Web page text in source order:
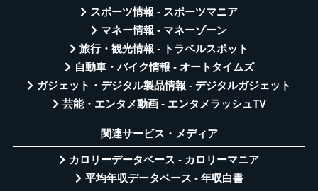
スポーツ情報 - スポーツマニア
マネー情報 - マネーゾーン
旅行・観光情報 - トラベルスポット
自動車・バイク情報 - オートタイムズ
ガジェット・デジタル製品情報 - デジタルガジェット
芸能・エンタメ動画 - エンタメラッシュTV
関連サービス・メディア
カロリーデータベース - カロリーマニア
平均年収データベース - 年収白書